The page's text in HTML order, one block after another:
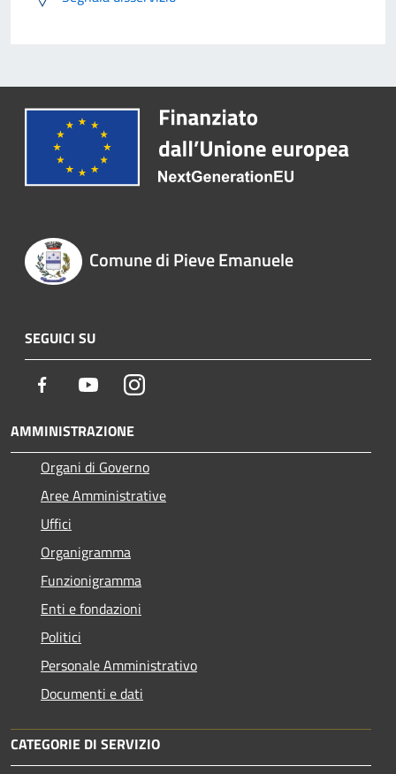
Comune di Pieve Emanuele
SEGUICI SU
Facebook YoutubeInstagram
AMMINISTRAZIONE
Organi di Governo
Aree Amministrative
Uffici
Organigramma
Funzionigramma
Enti e fondazioni
Politici
Personale Amministrativo
Documenti e dati
CATEGORIE DI SERVIZIO